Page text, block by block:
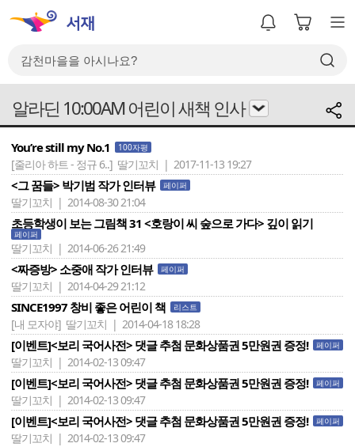
알라딘 10:00AM 어린이 새책 인사
You’re still my No.1 100자평
[줄리아 하트 - 정규 6..] 딸기꼬치 | 2017-11-13 19:27
<그 꿈들> 박기범 작가 인터뷰 페이퍼
딸기꼬치 | 2014-08-30 21:04
초등학생이 보는 그림책 31 <호랑이 씨 숲으로 가다> 깊이 읽기
페이퍼
딸기꼬치 | 2014-06-26 21:49
<짜증방> 소중애 작가 인터뷰 페이퍼
딸기꼬치 | 2014-04-29 21:12
SINCE1997 창비 좋은 어린이 책 리스트
[내 모자야] 딸기꼬치 | 2014-04-18 18:28
[이벤트]<보리 국어사전> 댓글 추첨 문화상품권 5만원권 증정! 페이퍼
딸기꼬치 | 2014-02-13 09:47
[이벤트]<보리 국어사전> 댓글 추첨 문화상품권 5만원권 증정! 페이퍼
딸기꼬치 | 2014-02-13 09:47
[이벤트]<보리 국어사전> 댓글 추첨 문화상품권 5만원권 증정! 페이퍼
딸기꼬치 | 2014-02-13 09:47